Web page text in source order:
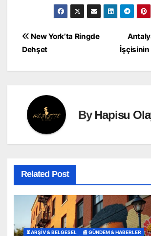
Yazı
gezinmesi
İşçisinin
New York’ta Ringde
Dehşet
ByHapisu
Related Post
⏳ ARŞİV & BELGESEL 📰 GÜNDEM & HABERLER